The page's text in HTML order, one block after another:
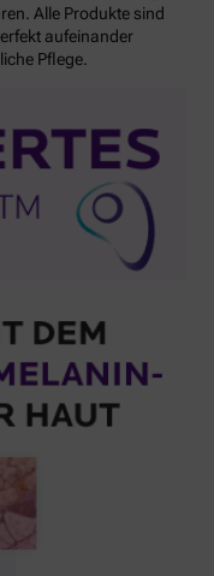
Alle Produkte sind
aufeinander
Pflege.